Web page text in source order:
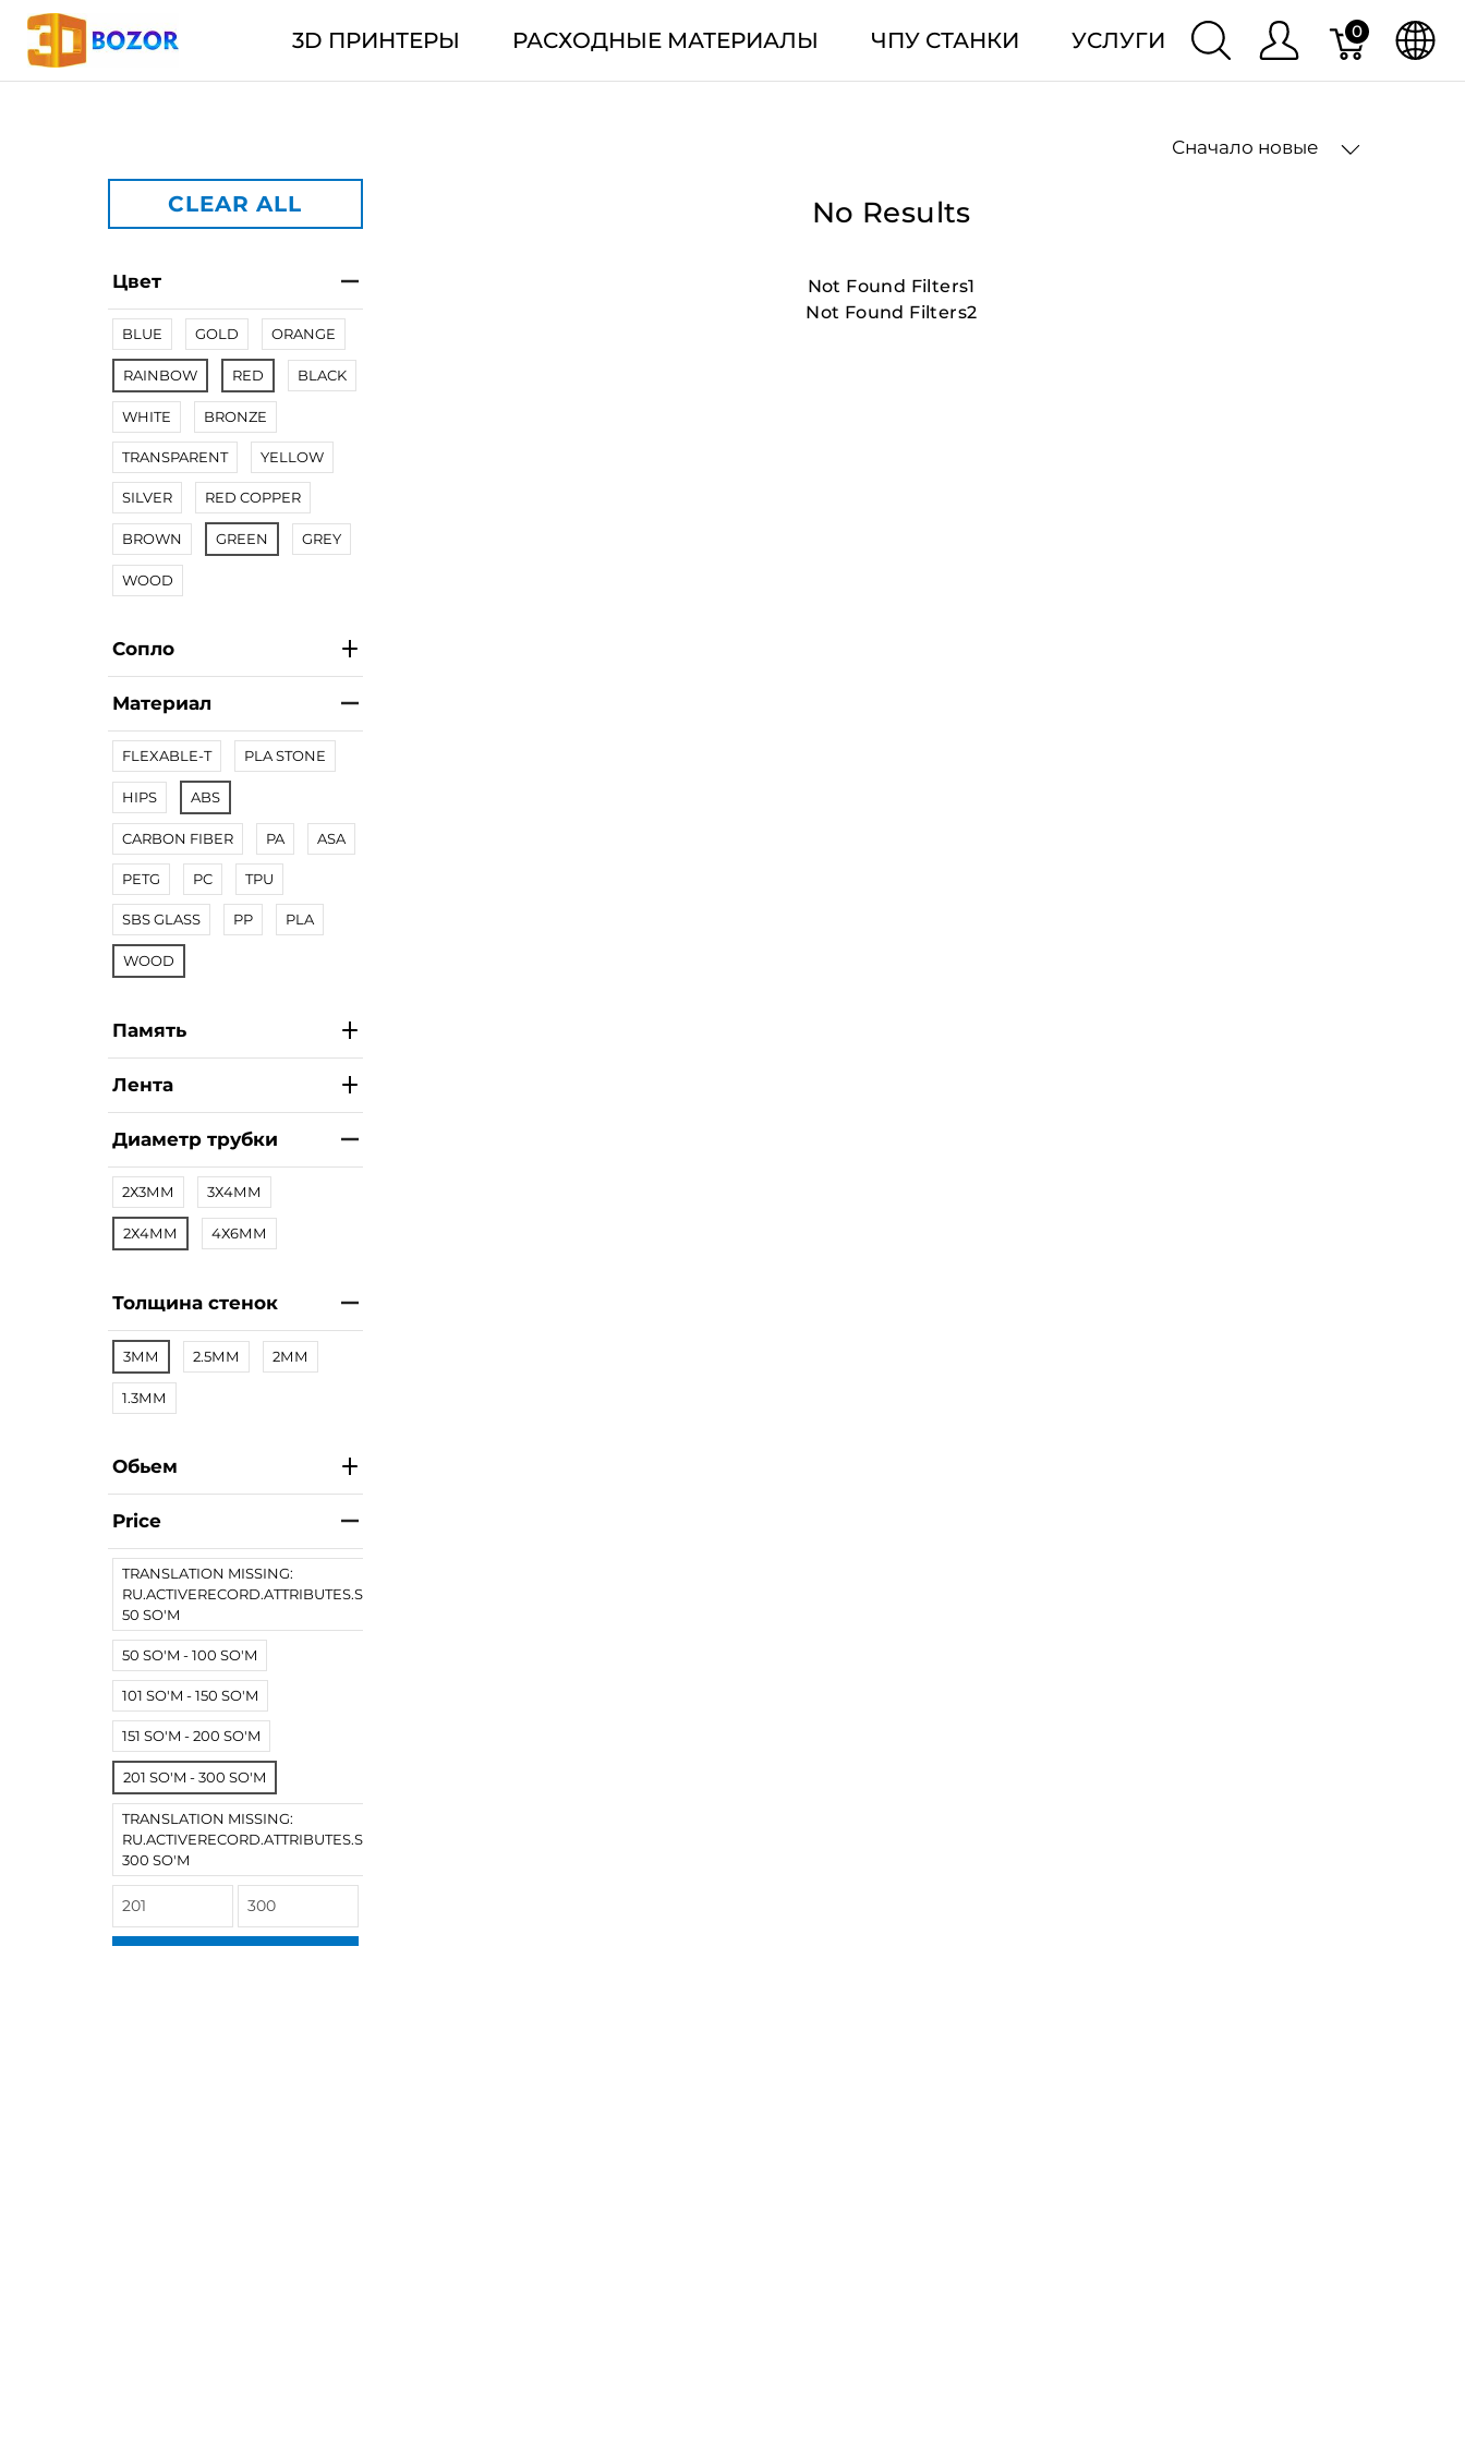
3D ПРИНТЕРЫ РАСХОДНЫЕ МАТЕРИАЛЫ ЧПУ СТАНКИ УСЛУГИ 0
Сначало новые
CLEAR ALL
Цвет
BLUE GOLD ORANGE
RAINBOW RED BLACK
WHITE BRONZE
TRANSPARENT YELLOW
SILVER RED COPPER
BROWN GREEN GREY
WOOD
Сопло
Материал
FLEXABLE-T PLA STONE
HIPS ABS
CARBON FIBER PA ASA
PETG PC TPU
SBS GLASS PP PLA
WOOD
Память
Лента
Диаметр трубки
2Х3ММ 3Х4ММ
2Х4ММ 4Х6ММ
Толщина стенок
3ММ 2.5ММ 2ММ
1.3ММ
Обьем
Price
TRANSLATION MISSING:
RU.ACTIVERECORD.ATTRIBUTES.SPREE/PRODUCT.LESS_THAN
50 SO'M
50 SO'M - 100 SO'M
101 SO'M - 150 SO'M
151 SO'M - 200 SO'M
201 SO'M - 300 SO'M
TRANSLATION MISSING:
RU.ACTIVERECORD.ATTRIBUTES.SPREE/PRODUCT.MORE_THAN
300 SO'M
No Results
Not Found Filters1
Not Found Filters2